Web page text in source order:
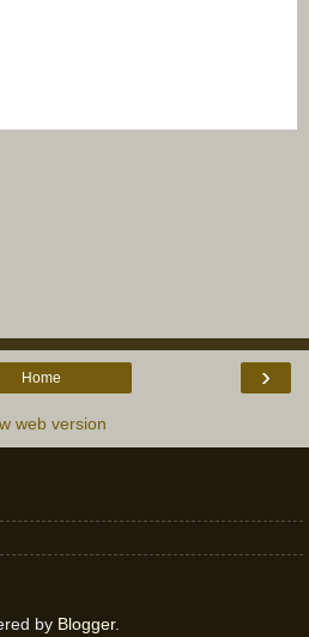
›
Home
web version
by Blogger.